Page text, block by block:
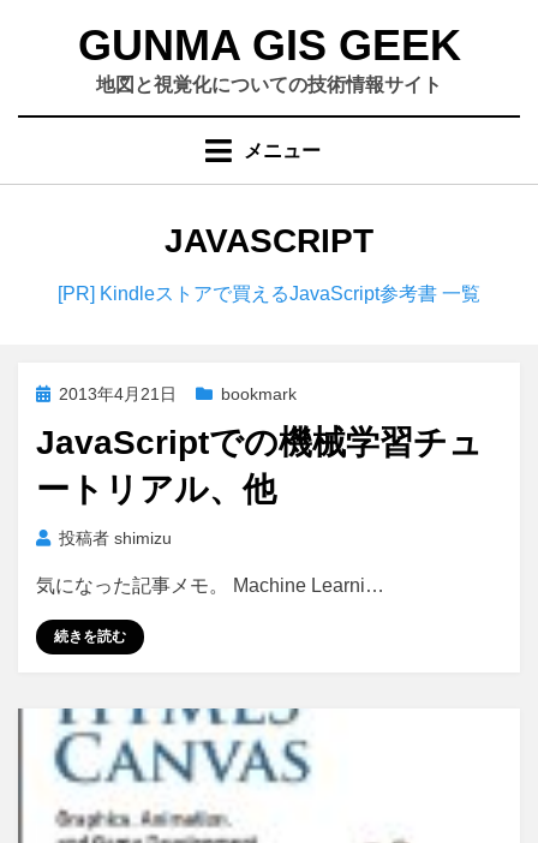
GUNMA GIS GEEK
地図と視覚化についての技術情報サイト
メニュー
カテゴリー
:
JAVASCRIPT
[PR] Kindleストアで買えるJavaScript参考書 一覧
投
日:
2013年4月21日 bookmark
JavaScriptでの機械学習チュ
ートリアル、他
投稿者 shimizu
気になった記事メモ。 Machine Learni…
続きを読む